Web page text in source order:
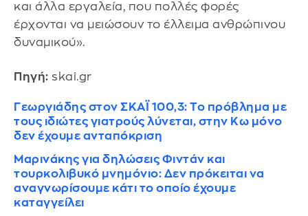
και άλλα εργαλεία, που πολλές φορές
έρχονται να μειώσουν το έλλειμα ανθρώπινου
δυναμικού».
Πηγή: skai.gr
Γεωργιάδης στον ΣΚΑΪ 100,3: Το πρόβλημα με
τους ιδιώτες γιατρούς λύνεται, στην Κω μόνο
δεν έχουμε ανταπόκριση
Μαρινάκης για δηλώσεις Φιντάν και
τουρκολιβυκό μνημόνιο: Δεν πρόκειται να
αναγνωρίσουμε κάτι το οποίο έχουμε
καταγγείλει